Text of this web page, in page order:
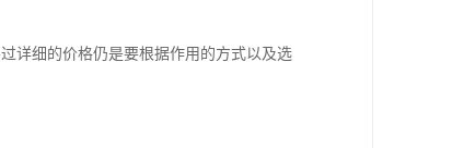
详细的价格仍是要根据作用的方式以及选